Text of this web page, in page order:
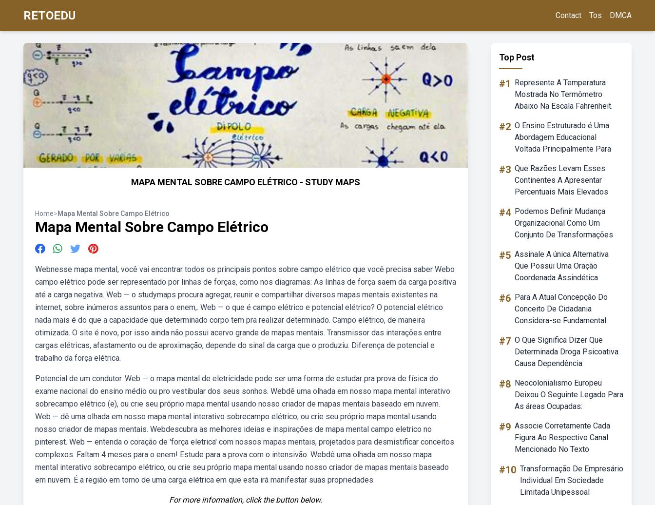
RETOEDU Contact Tos DMCA
MAPA MENTAL SOBRE CAMPO ELÉTRICO - STUDY MAPS
Home>Mapa Mental Sobre Campo Elétrico
Mapa Mental Sobre Campo Elétrico
Webnesse mapa mental, você vai encontrar todos os principais pontos sobre campo elétrico que você precisa saber Webo
campo elétrico pode ser representado por linhas de forças, como nos diagramas: As linhas de força saem da carga positiva
até a carga negativa. Web — o studymaps procura agregar, reunir e compartilhar diversos mapas mentais existentes na
internet, sobre inúmeros assuntos para o enem,. Web — o que é campo elétrico e potencial elétrico? O potencial elétrico
nada mais é do que a capacidade que determinado corpo tem pra realizar determinado. Campo elétrico, de maneira
otimizada. O site é novo, por isso ainda não possui acervo grande de mapas mentais. Transmissor das interações entre
cargas elétricas, afastamento ou de aproximação, depende do sinal da carga que o produziu. Diferença de potencial e
trabalho da força elétrica.
Potencial de um condutor. Web — o mapa mental de eletricidade pode ser uma forma de estudar pra prova de física do
exame nacional do ensino médio ou pro vestibular dos seus sonhos. Webdê uma olhada em nosso mapa mental interativo
sobrecampo elétrico (e), ou crie seu próprio mapa mental usando nosso criador de mapas mentais baseado em nuvem.
Web — dê uma olhada em nosso mapa mental interativo sobrecampo elétrico, ou crie seu próprio mapa mental usando
nosso criador de mapas mentais. Webdescubra as melhores ideias e inspirações de mapa mental campo eletrico no
pinterest. Web — entenda o coração de 'força eletrica' com nossos mapas mentais, projetados para desmistificar conceitos
complexos. Faltam 4 meses para o enem! Estude para a prova com o intensivão. Webdê uma olhada em nosso mapa
mental interativo sobrecampo elétrico, ou crie seu próprio mapa mental usando nosso criador de mapas mentais baseado
em nuvem. É a região em torno de uma carga elétrica em que esta irá manifestar suas propriedades.
For more information, click the button below.
Top Post
#1
Represente A Temperatura
Mostrada No Termômetro
Abaixo Na Escala Fahrenheit.
#2 O Ensino Estruturado é Uma
Abordagem Educacional
Voltada Principalmente Para
#3 Que Razões Levam Esses
Continentes A Apresentar
Percentuais Mais Elevados
#4 Podemos Definir Mudança
Organizacional Como Um
Conjunto De Transformações
#5 Assinale A única Alternativa
Que Possui Uma Oração
Coordenada Assindética
#6 Para A Atual Concepção Do
Conceito De Cidadania
Considera-se Fundamental
#7 O Que Significa Dizer Que
Determinada Droga Psicoativa
Causa Dependência
#8 Neocolonialismo Europeu
Deixou O Seguinte Legado Para
As áreas Ocupadas:
#9 Associe Corretamente Cada
Figura Ao Respectivo Canal
Mencionado No Texto
#10 Transformação De Empresário
Individual Em Sociedade
Limitada Unipessoal